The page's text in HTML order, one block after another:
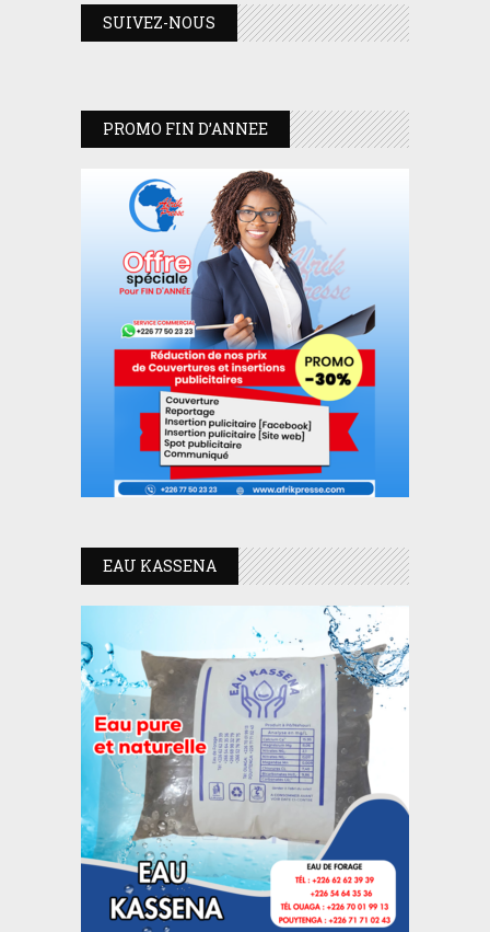
SUIVEZ-NOUS
PROMO FIN D’ANNEE
EAU KASSENA